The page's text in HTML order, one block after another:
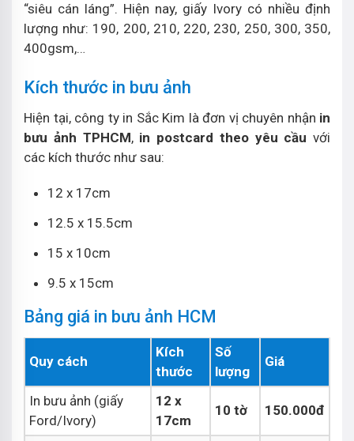
“siêu cán láng”. Hiện nay, giấy Ivory có nhiều định
lượng như: 190, 200, 210, 220, 230, 250, 300, 350,
400gsm,…
Kích thước in bưu ảnh
Hiện tại, công ty in Sắc Kim là đơn vị chuyên nhận in
bưu ảnh TPHCM, in postcard theo yêu cầu với
các kích thước như sau:
12 x 17cm
12.5 x 15.5cm
15 x 10cm
9.5 x 15cm
Bảng giá in bưu ảnh HCM
Quy cách
Kích
thước
Số
lượng
Giá
In bưu ảnh (giấy
Ford/Ivory)
12 x
17cm
10 tờ 150.000đ